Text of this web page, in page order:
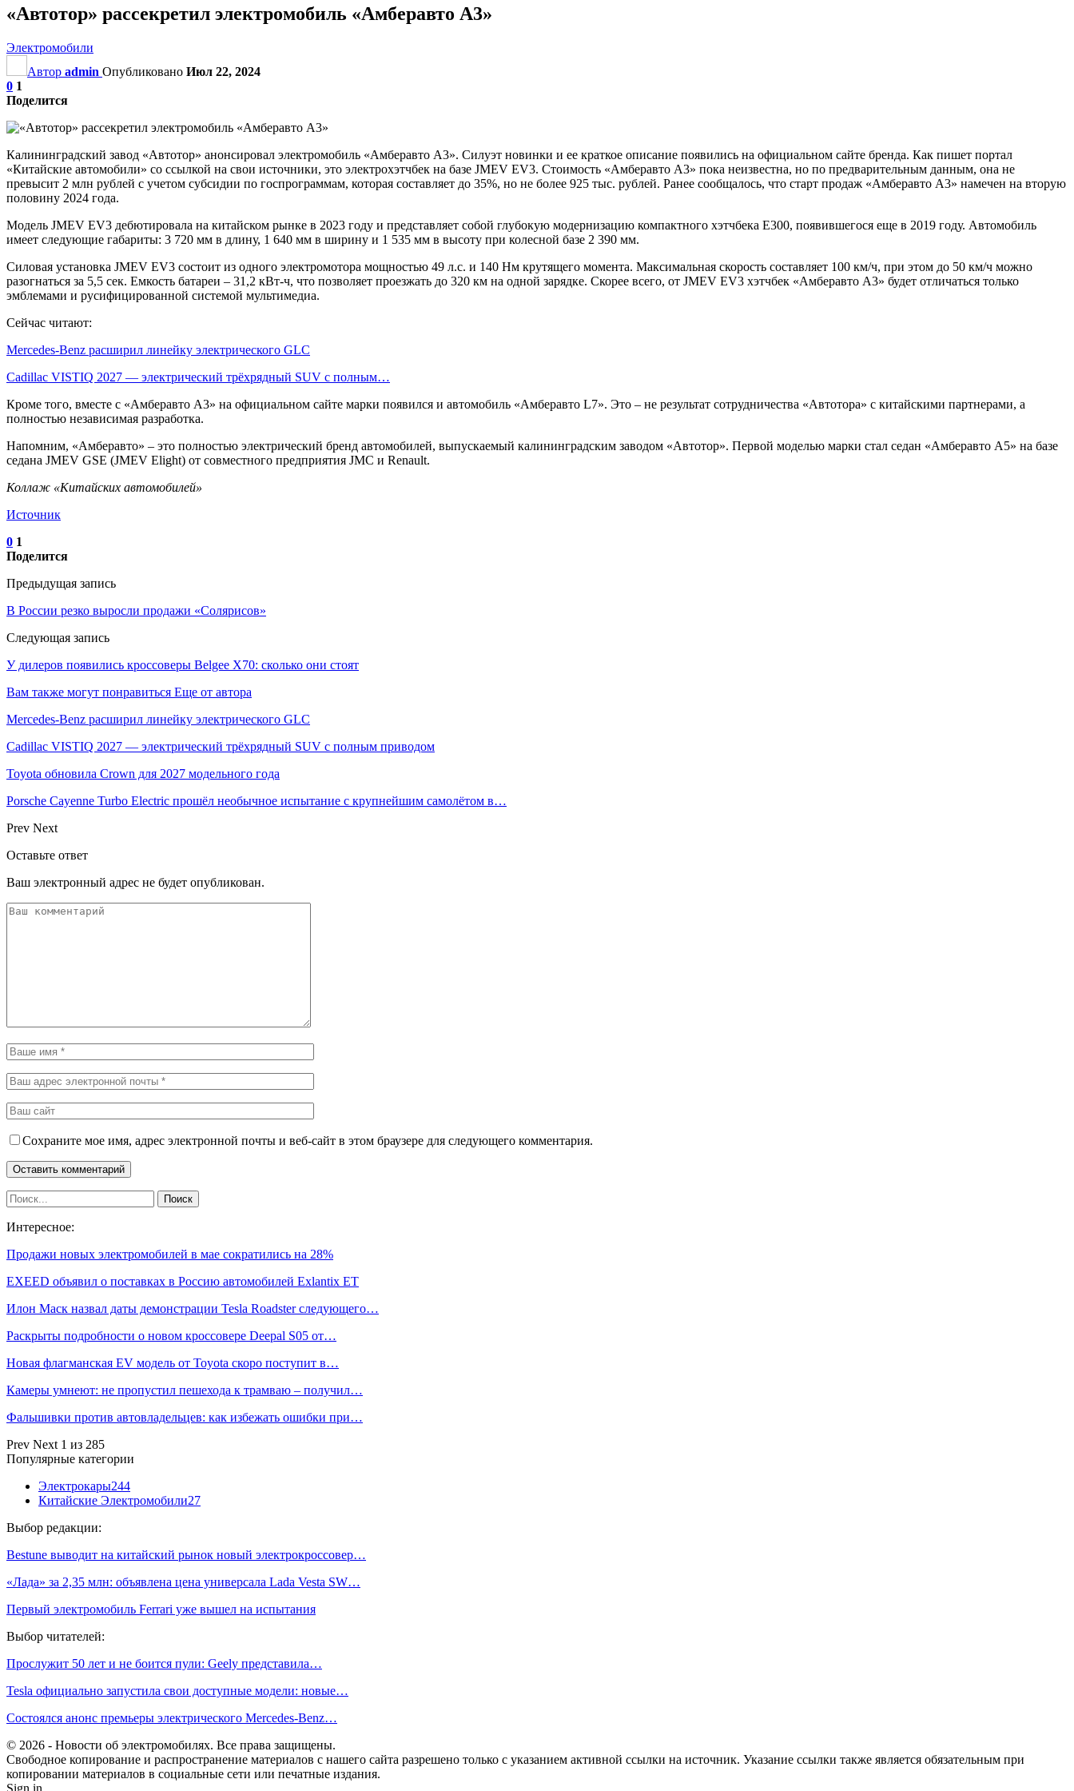
«Автотор» рассекретил электромобиль «Амберавто А3»
Электромобили
Автор admin Опубликовано Июл 22, 2024
0 1
Поделится
Калининградский завод «Автотор» анонсировал электромобиль «Амберавто А3». Силуэт новинки и ее краткое описание появились на официальном сайте бренда. Как пишет портал
«Китайские автомобили» со ссылкой на свои источники, это электрохэтчбек на базе JMEV EV3. Стоимость «Амберавто А3» пока неизвестна, но по предварительным данным, она не
превысит 2 млн рублей с учетом субсидии по госпрограммам, которая составляет до 35%, но не более 925 тыс. рублей. Ранее сообщалось, что старт продаж «Амберавто А3» намечен на вторую
половину 2024 года.
Модель JMEV EV3 дебютировала на китайском рынке в 2023 году и представляет собой глубокую модернизацию компактного хэтчбека Е300, появившегося еще в 2019 году. Автомобиль
имеет следующие габариты: 3 720 мм в длину, 1 640 мм в ширину и 1 535 мм в высоту при колесной базе 2 390 мм.
Силовая установка JMEV EV3 состоит из одного электромотора мощностью 49 л.с. и 140 Нм крутящего момента. Максимальная скорость составляет 100 км/ч, при этом до 50 км/ч можно
разогнаться за 5,5 сек. Емкость батареи – 31,2 кВт-ч, что позволяет проезжать до 320 км на одной зарядке. Скорее всего, от JMEV EV3 хэтчбек «Амберавто А3» будет отличаться только
эмблемами и русифицированной системой мультимедиа.
Сейчас читают:
Mercedes-Benz расширил линейку электрического GLC
Cadillac VISTIQ 2027 — электрический трёхрядный SUV с полным…
Кроме того, вместе с «Амберавто А3» на официальном сайте марки появился и автомобиль «Амберавто L7». Это – не результат сотрудничества «Автотора» с китайскими партнерами, а
полностью независимая разработка.
Напомним, «Амберавто» – это полностью электрический бренд автомобилей, выпускаемый калининградским заводом «Автотор». Первой моделью марки стал седан «Амберавто А5» на базе
седана JMEV GSE (JMEV Elight) от совместного предприятия JMC и Renault.
Коллаж «Китайских автомобилей»
Источник
0 1
Поделится
Предыдущая запись
В России резко выросли продажи «Солярисов»
Следующая запись
У дилеров появились кроссоверы Belgee X70: сколько они стоят
Вам также могут понравиться Еще от автора
Mercedes-Benz расширил линейку электрического GLC
Cadillac VISTIQ 2027 — электрический трёхрядный SUV с полным приводом
Toyota обновила Crown для 2027 модельного года
Porsche Cayenne Turbo Electric прошёл необычное испытание с крупнейшим самолётом в…
Prev Next
Оставьте ответ
Ваш электронный адрес не будет опубликован.
Сохраните мое имя, адрес электронной почты и веб-сайт в этом браузере для следующего комментария.
Интересное:
Продажи новых электромобилей в мае сократились на 28%
EXEED объявил о поставках в Россию автомобилей Exlantix ET
Илон Маск назвал даты демонстрации Tesla Roadster следующего…
Раскрыты подробности о новом кроссовере Deepal S05 от…
Новая флагманская EV модель от Toyota скоро поступит в…
Камеры умнеют: не пропустил пешехода к трамваю – получил…
Фальшивки против автовладельцев: как избежать ошибки при…
Prev Next 1 из 285
Популярные категории
Электрокары244
Китайские Электромобили27
Выбор редакции:
Bestune выводит на китайский рынок новый электрокроссовер…
«Лада» за 2,35 млн: объявлена цена универсала Lada Vesta SW…
Первый электромобиль Ferrari уже вышел на испытания
Выбор читателей:
Прослужит 50 лет и не боится пули: Geely представила…
Tesla официально запустила свои доступные модели: новые…
Состоялся анонс премьеры электрического Mercedes-Benz…
© 2026 - Новости об электромобилях. Все права защищены.
Свободное копирование и распространение материалов с нашего сайта разрешено только с указанием активной ссылки на источник. Указание ссылки также является обязательным при
копировании материалов в социальные сети или печатные издания.
Sign in